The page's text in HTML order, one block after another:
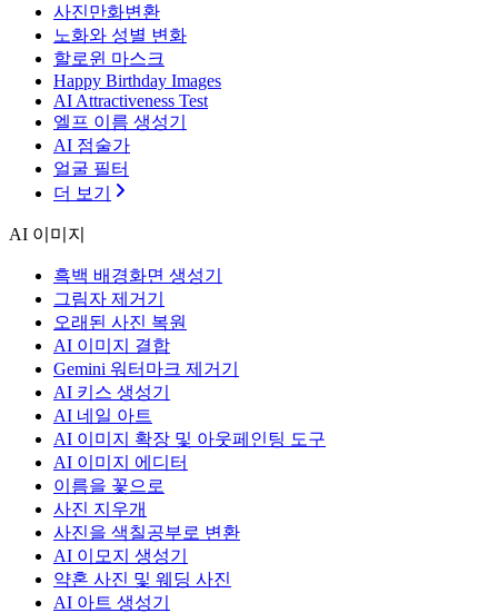
사진만화변환
노화와 성별 변화
할로윈 마스크
Happy Birthday Images
AI Attractiveness Test
엘프 이름 생성기
AI 점술가
얼굴 필터
더 보기
AI 이미지
흑백 배경화면 생성기
그림자 제거기
오래된 사진 복원
AI 이미지 결합
Gemini 워터마크 제거기
AI 키스 생성기
AI 네일 아트
AI 이미지 확장 및 아웃페인팅 도구
AI 이미지 에디터
이름을 꽃으로
사진 지우개
사진을 색칠공부로 변환
AI 이모지 생성기
약혼 사진 및 웨딩 사진
AI 아트 생성기